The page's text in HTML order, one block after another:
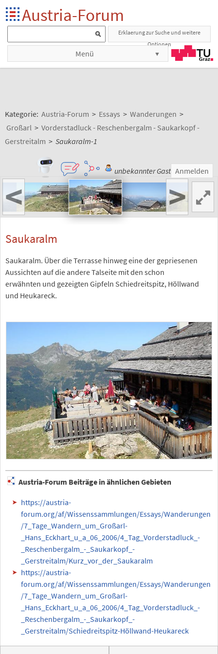
Austria-Forum
Erklaerung zur Suche und weitere
Optionen
Menü
Kategorie: Austria-Forum > Essays > Wanderungen >
Großarl > Vorderstadluck - Reschenbergalm - Saukarkopf -
Gerstreitalm > Saukaralm-1
unbekannter Gast Anmelden
< >
Saukaralm
Saukaralm. Über die Terrasse hinweg eine der gepriesenen
Aussichten auf die andere Talseite mit den schon
erwähnten und gezeigten Gipfeln Schiedreitspitz, Höllwand
und Heukareck.
Austria-Forum Beiträge in ähnlichen Gebieten
https://austria-
forum.org/af/Wissenssammlungen/Essays/Wanderungen
/7_Tage_Wandern_um_Großarl-
_Hans_Eckhart_u_a_06_2006/4_Tag_Vorderstadluck_-
_Reschenbergalm_-_Saukarkopf_-
_Gerstreitalm/Kurz_vor_der_Saukaralm
https://austria-
forum.org/af/Wissenssammlungen/Essays/Wanderungen
/7_Tage_Wandern_um_Großarl-
_Hans_Eckhart_u_a_06_2006/4_Tag_Vorderstadluck_-
_Reschenbergalm_-_Saukarkopf_-
_Gerstreitalm/Schiedreitspitz-Höllwand-Heukareck